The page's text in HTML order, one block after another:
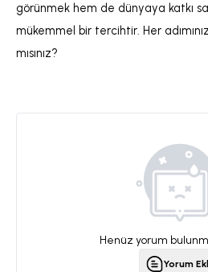
görünmek hem de dünyaya katkı
mükemmel bir tercihtir. Her
mısınız?
Henüz yorum
Yorum